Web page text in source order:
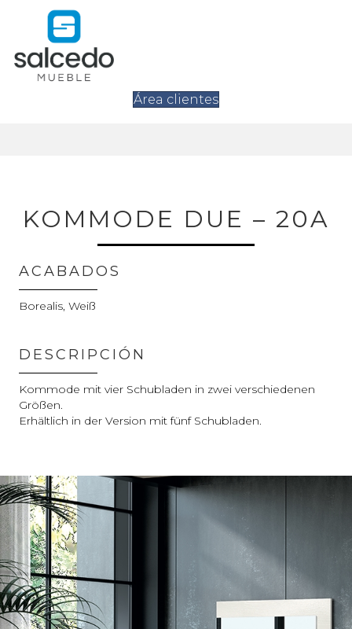
Área clientes
KOMMODE DUE – 20A
ACABADOS
Borealis, Weiß
DESCRIPCIÓN
Kommode mit vier Schubladen in zwei verschiedenen
Größen.
Erhältlich in der Version mit fünf Schubladen.